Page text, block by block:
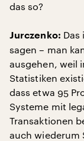
das so?
Jurczenko:
sagen – man
ausgehen, weil
Statistiken
dass etwa 95
Systeme mit
Transaktionen
auch wiederum